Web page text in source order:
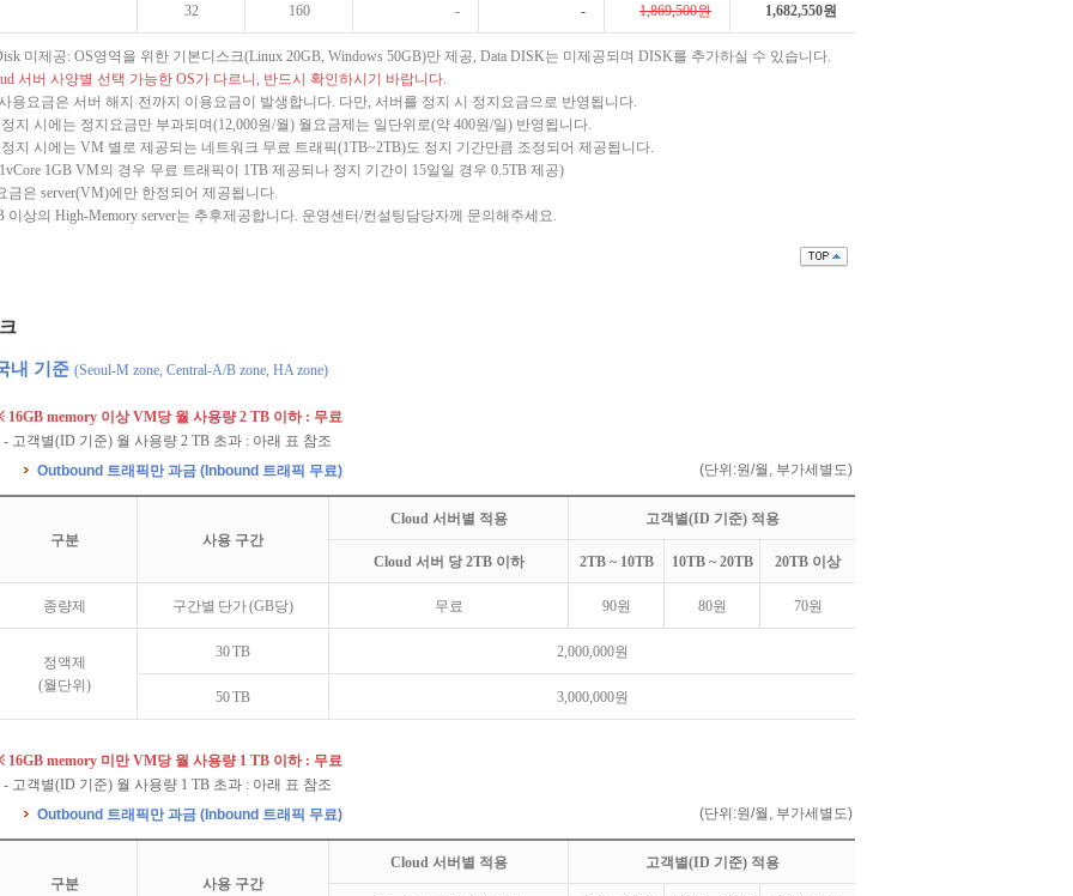
32 160 - - 1,869,500원 1,682,550원
미제공: OS영역을 위한 기본디스크(Linux 20GB, Windows 50GB)만 제공, Data DISK는 미제공되며 DISK를 추가하실 수 있습니다.
서버 사양별 선택 가능한 OS가 다르니, 반드시 확인하시기 바랍니다.
용요금은 서버 해지 전까지 이용요금이 발생합니다. 다만, 서버를 정지 시 정지요금으로 반영됩니다.
지 시에는 정지요금만 부과되며(12,000원/월) 월요금제는 일단위로(약 400원/일) 반영됩니다.
지 시에는 VM 별로 제공되는 네트워크 무료 트래픽(1TB~2TB)도 정지 기간만큼 조정되어 제공됩니다.
1GB VM의 경우 무료 트래픽이 1TB 제공되나 정지 기간이 15일일 경우 0.5TB 제공)
은 server(VM)에만 한정되어 제공됩니다.
이상의 High-Memory server는 추후제공합니다. 운영센터/컨설팅담당자께 문의해주세요.
내 기준 (Seoul-M zone, Central-A/B zone, HA zone)
16GB memory 이상 VM당 월 사용량 2 TB 이하 : 무료
객별(ID 기준) 월 사용량 2 TB 초과 : 아래 표 참조
Outbound 트래픽만 과금 (Inbound 트래픽 무료)
(단위:원/월, 부가세별도)
구분 사용 구간
Cloud 서버별 적용 고객별(ID 기준) 적용
Cloud 서버 당 2TB 이하 2TB ~ 10TB 10TB ~ 20TB 20TB 이상
종량제 구간별 단가 (GB당) 무료 90원 80원 70원
정액제
(월단위)
30 TB 2,000,000원
50 TB 3,000,000원
16GB memory 미만 VM당 월 사용량 1 TB 이하 : 무료
객별(ID 기준) 월 사용량 1 TB 초과 : 아래 표 참조
Outbound 트래픽만 과금 (Inbound 트래픽 무료)
(단위:원/월, 부가세별도)
구분 사용 구간
Cloud 서버별 적용 고객별(ID 기준) 적용